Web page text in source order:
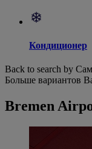
Кондиционер
Back to search by
Больше вариантов
Bremen